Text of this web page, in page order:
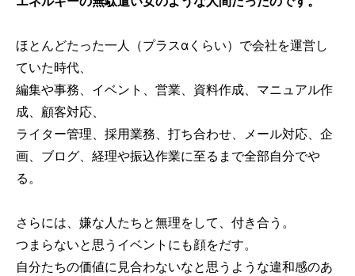
ほとんどたった一人（プラスαくらい）で会社を運営し
ていた時代、
編集や事務、イベント、営業、資料作成、マニュアル作
成、顧客対応、
ライター管理、採用業務、打ち合わせ、メール対応、企
画、ブログ、経理や振込作業に至るまで全部自分でや
る。
さらには、嫌な人たちと無理をして、付き合う。
つまらないと思うイベントにも顔をだす。
自分たちの価値に見合わないなと思うような違和感のあ